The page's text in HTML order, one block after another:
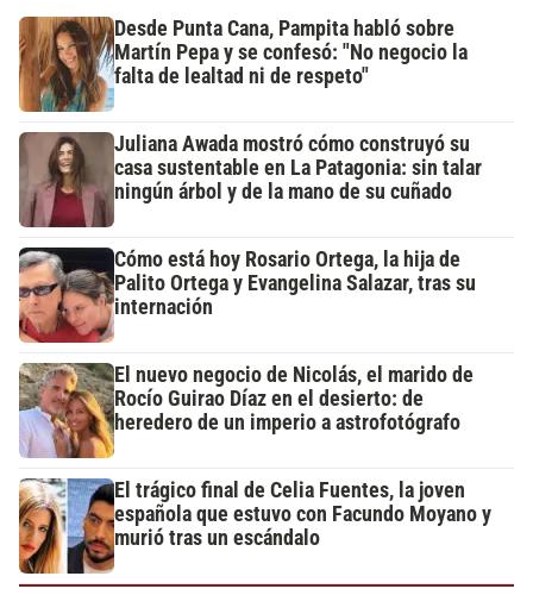
Desde Punta Cana, Pampita habló sobre
Martín Pepa y se confesó: "No negocio la
falta de lealtad ni de respeto"
Juliana Awada mostró cómo construyó su
casa sustentable en La Patagonia: sin talar
ningún árbol y de la mano de su cuñado
Cómo está hoy Rosario Ortega, la hija de
Palito Ortega y Evangelina Salazar, tras su
internación
El nuevo negocio de Nicolás, el marido de
Rocío Guirao Díaz en el desierto: de
heredero de un imperio a astrofotógrafo
El trágico final de Celia Fuentes, la joven
española que estuvo con Facundo Moyano y
murió tras un escándalo